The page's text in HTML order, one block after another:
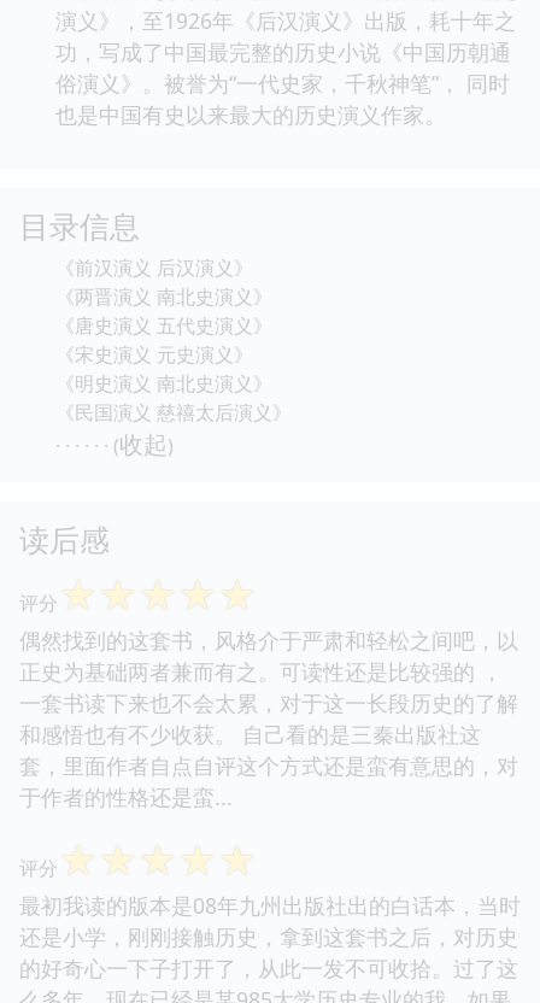
演义》，至1926年《后汉演义》出版，耗十年之
功，写成了中国最完整的历史小说《中国历朝通
俗演义》。被誉为“一代史家，千秋神笔”， 同时
也是中国有史以来最大的历史演义作家。
目录信息
《前汉演义 后汉演义》
《两晋演义 南北史演义》
《唐史演义 五代史演义》
《宋史演义 元史演义》
《明史演义 南北史演义》
《民国演义 慈禧太后演义》
· · · · · · (收起)
读后感
评分 ☆☆☆☆☆
偶然找到的这套书，风格介于严肃和轻松之间吧，以
正史为基础两者兼而有之。可读性还是比较强的 ，
一套书读下来也不会太累，对于这一长段历史的了解
和感悟也有不少收获。 自己看的是三秦出版社这
套，里面作者自点自评这个方式还是蛮有意思的，对
于作者的性格还是蛮...
评分 ☆☆☆☆☆
最初我读的版本是08年九州出版社出的白话本，当时
还是小学，刚刚接触历史，拿到这套书之后，对历史
的好奇心一下子打开了，从此一发不可收拾。过了这